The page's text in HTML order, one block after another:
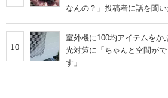
なんの？」投稿者に話を聞い
10
室外機に100均アイテムを
光対策に「ちゃんと空間が
す」